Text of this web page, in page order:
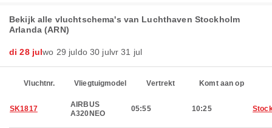
Bekijk alle vluchtschema's van Luchthaven Stockholm
Arlanda (ARN)
di 28 julwo 29 juldo 30 julvr 31 jul
Vluchtnr. Vliegtuigmodel Vertrekt Komt aan op
SK1817
AIRBUS
A320NEO
05:55 10:25